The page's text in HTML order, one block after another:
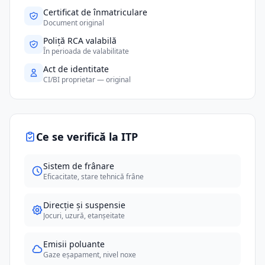
Certificat de înmatriculare
Document original
Poliță RCA valabilă
În perioada de valabilitate
Act de identitate
CI/BI proprietar — original
Ce se verifică la ITP
Sistem de frânare
Eficacitate, stare tehnică frâne
Direcție și suspensie
Jocuri, uzură, etanșeitate
Emisii poluante
Gaze eșapament, nivel noxe